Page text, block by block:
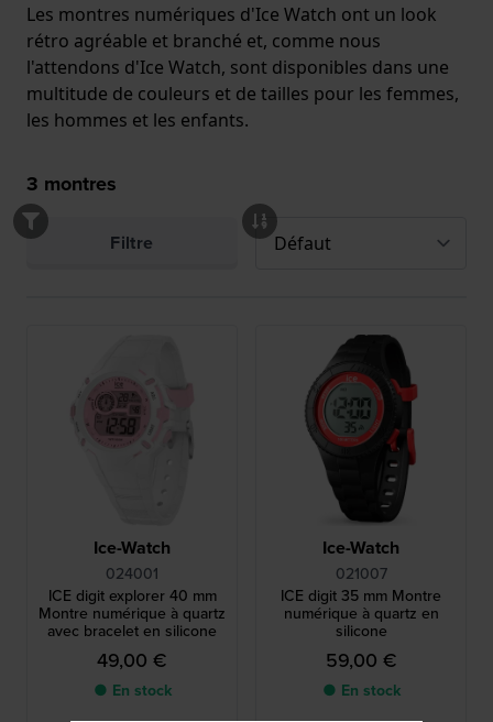
Les montres numériques d'Ice Watch ont un look
rétro agréable et branché et, comme nous
l'attendons d'Ice Watch, sont disponibles dans une
multitude de couleurs et de tailles pour les femmes,
les hommes et les enfants.
3 montres
Filtre
Ice-Watch
024001
ICE digit explorer 40 mm
Montre numérique à quartz
avec bracelet en silicone
49,00 €
● En stock
Ice-Watch
021007
ICE digit 35 mm Montre
numérique à quartz en
silicone
59,00 €
● En stock